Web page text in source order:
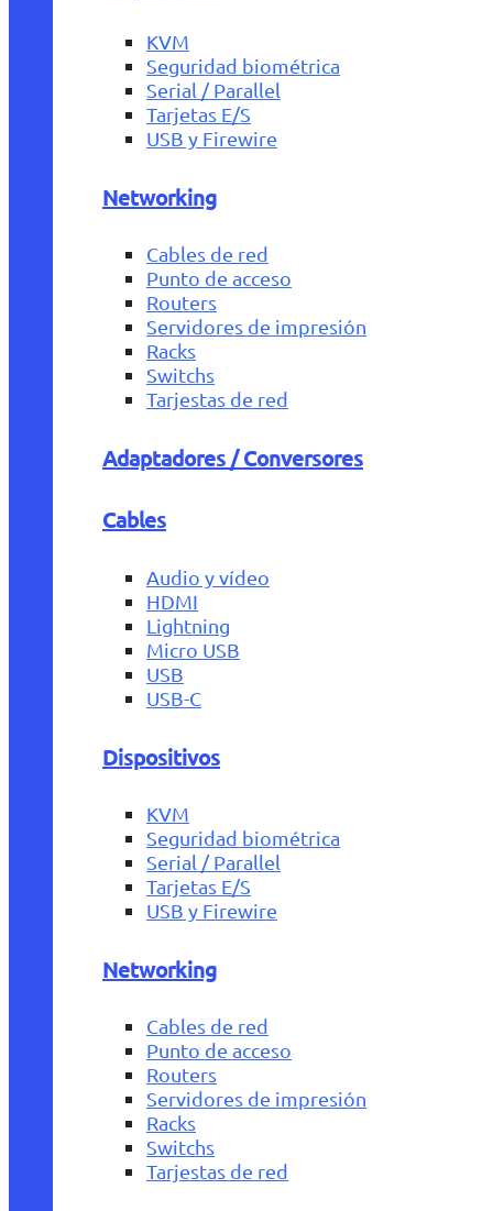
KVM
Seguridad biométrica
Serial / Parallel
Tarjetas E/S
USB y Firewire
Networking
Cables de red
Punto de acceso
Routers
Servidores de impresión
Racks
Switchs
Tarjestas de red
Adaptadores / Conversores
Cables
Audio y vídeo
HDMI
Lightning
Micro USB
USB
USB-C
Dispositivos
KVM
Seguridad biométrica
Serial / Parallel
Tarjetas E/S
USB y Firewire
Networking
Cables de red
Punto de acceso
Routers
Servidores de impresión
Racks
Switchs
Tarjestas de red